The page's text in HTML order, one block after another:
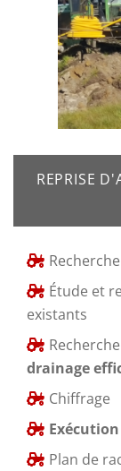
REPRISE
Étude et
existants
drainage
Chiffrage
Plan de